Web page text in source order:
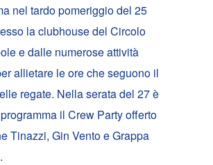
nel tardo pomeriggio del 25
la clubhouse del Circolo
e dalle numerose attività
allietare le ore che seguono il
regate. Nella serata del 27 è
il Crew Party offerto
Tinazzi, Gin Vento e Grappa